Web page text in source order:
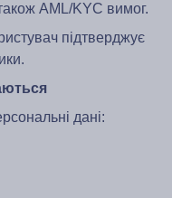
AML/KYC вимог.
підтверджує
дані: